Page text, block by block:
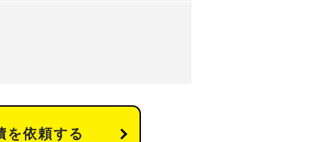
を依頼する